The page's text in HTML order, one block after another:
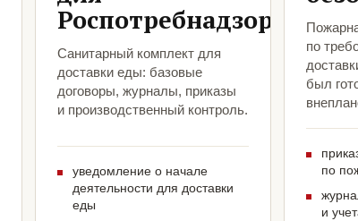
Роспотребнадзора
Санитарный комплект для
доставки еды: базовые
договоры, журналы, приказы
и производственный контроль.
уведомление о начале
деятельности для доставки
еды
по
был
по
и